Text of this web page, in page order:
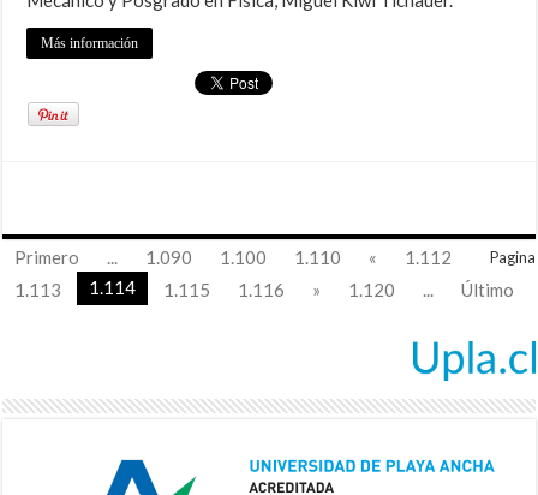
Más información
Pagina
Primero ... 1.090 1.100 1.110 «
1.112
1.113
1.114 1.115 1.116 » 1.120 ... Último